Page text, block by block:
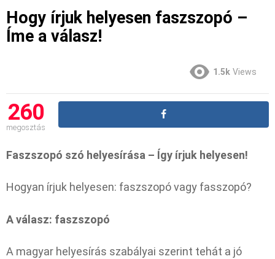
Hogy írjuk helyesen faszszopó –
Íme a válasz!
1.5k Views
260
megosztás
Faszszopó szó helyesírása – Így írjuk helyesen!
Hogyan írjuk helyesen: faszszopó vagy fasszopó?
A válasz: faszszopó
A magyar helyesírás szabályai szerint tehát a jó